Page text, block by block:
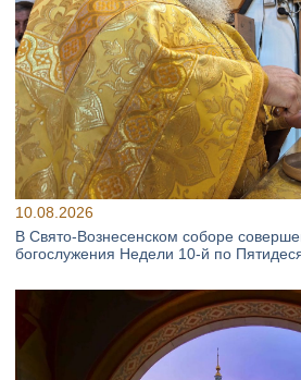
10.08.2026
В Свято‑Вознесенском соборе
богослужения Недели 10‑й по